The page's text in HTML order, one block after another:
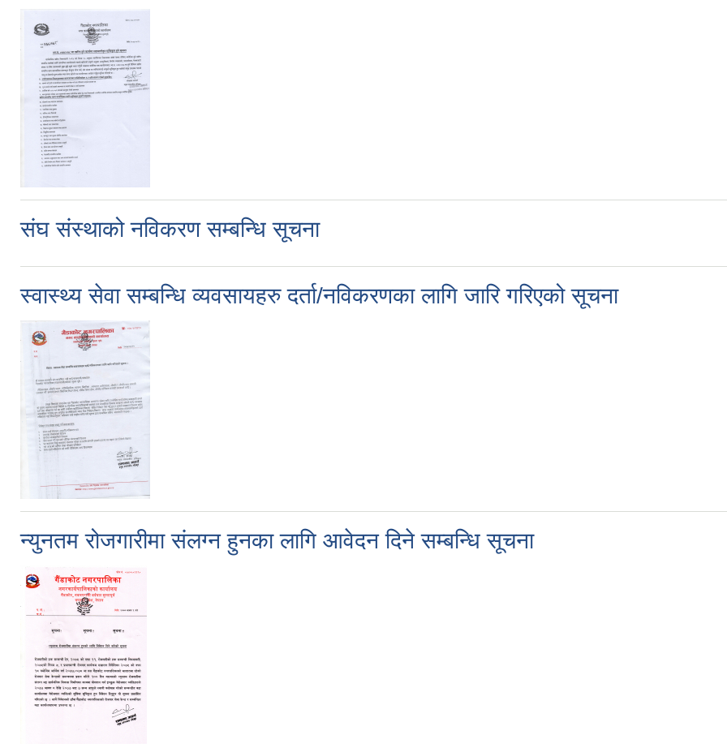
संघ संस्थाको नविकरण सम्बन्धि सूचना
स्वास्थ्य सेवा सम्बन्धि व्यवसायहरु दर्ता/नविकरणका लागि जारि गरिएको सूचना
न्युनतम रोजगारीमा संलग्न हुनका लागि आवेदन दिने सम्बन्धि सूचना